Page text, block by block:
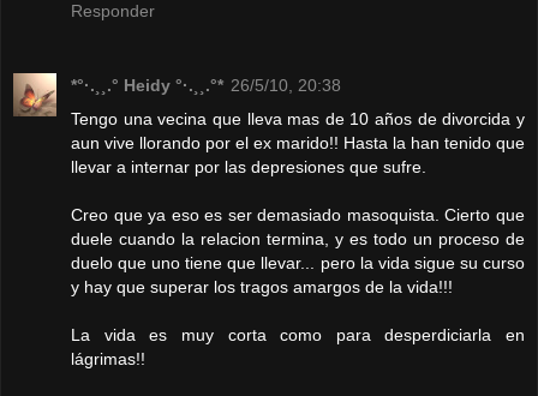
Responder
*°·.¸¸.° Heidy °·.¸¸.°* 26/5/10, 20:38
Tengo una vecina que lleva mas de 10 años de divorcida y
aun vive llorando por el ex marido!! Hasta la han tenido que
llevar a internar por las depresiones que sufre.
Creo que ya eso es ser demasiado masoquista. Cierto que
duele cuando la relacion termina, y es todo un proceso de
duelo que uno tiene que llevar... pero la vida sigue su curso
y hay que superar los tragos amargos de la vida!!!
La vida es muy corta como para desperdiciarla en
lágrimas!!